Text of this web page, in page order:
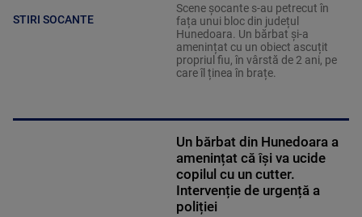
STIRI SOCANTE
Scene șocante s-au petrecut în
fața unui bloc din județul
Hunedoara. Un bărbat și-a
amenințat cu un obiect ascuțit
propriul fiu, în vârstă de 2 ani, pe
care îl ținea în brațe.
Un bărbat din Hunedoara a
amenințat că își va ucide
copilul cu un cutter.
Intervenție de urgență a
poliției